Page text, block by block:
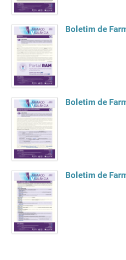
Boletim de
Boletim de
Boletim de